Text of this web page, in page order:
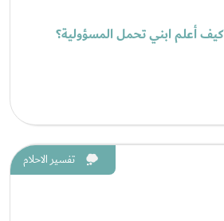
كيف أعلم ابني تحمل المسؤولية؟
تفسير الاحلام